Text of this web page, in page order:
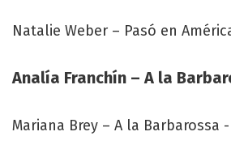
Natalie Weber – Pasó en
Analía Franchín – A la
Mariana Brey – A la Barbarossa